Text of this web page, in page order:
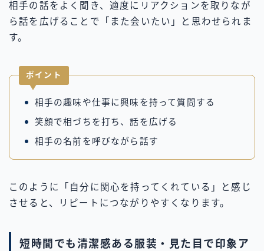
相手の話をよく聞き、適度にリアクションを取りなが
ら話を広げることで「また会いたい」と思わせられま
す。
ポイント
相手の趣味や仕事に興味を持って質問する
笑顔で相づちを打ち、話を広げる
相手の名前を呼びながら話す
このように「自分に関心を持ってくれている」と感じ
させると、リピートにつながりやすくなります。
短時間でも清潔感ある服装・見た目で印象ア